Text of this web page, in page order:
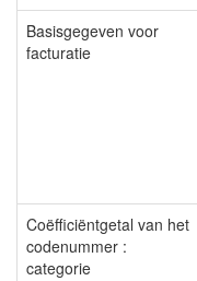
Basisgegeven voor
facturatie
Coëfficiëntgetal van het
codenummer :
categorie